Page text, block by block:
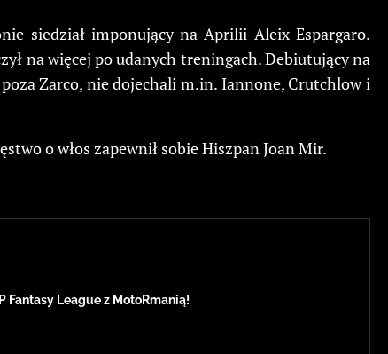
siedział imponujący na Aprilii Aleix Espargaro.
na więcej po udanych treningach. Debiutujący na
Zarco, nie dojechali m.in. Iannone, Crutchlow i
o włos zapewnił sobie Hiszpan Joan Mir.
Fantasy League z MotoRmanią!